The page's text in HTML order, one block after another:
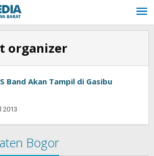
organizer
Band Akan Tampil di Gasibu
2013
Bogor